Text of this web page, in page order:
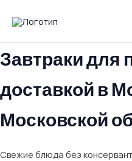
содержимому
Завтраки для
доставкой в
Московской
Свежие блюда без